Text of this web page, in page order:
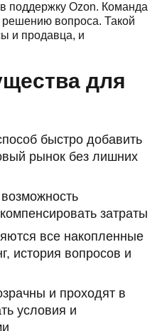
поддержку Ozon. Команда
вопроса. Такой
и продавца, и
для
быстро добавить
рынок без лишних
затраты
все накопленные
история вопросов и
и проходят в
условия и